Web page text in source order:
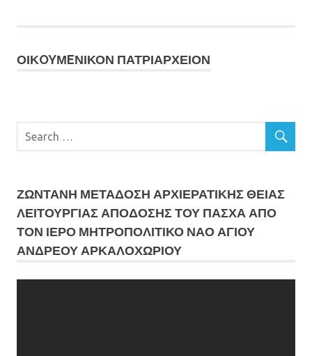
ΟΙΚOYΜEΝΙΚΟΝ ΠΑΤΡΙΑΡΧΕΙΟΝ
ΖΩΝΤΑΝΗ ΜΕΤΆΔΟΣΗ ΑΡΧΙΕΡΑΤΙΚΗΣ ΘΕΙΑΣ
ΛΕΙΤΟΥΡΓΙΑΣ ΑΠΟΔΟΣΗΣ ΤΟΥ ΠΑΣΧΑ ΑΠΟ
ΤΟΝ ΙΕΡΟ ΜΗΤΡΟΠΟΛΙΤΙΚΟ ΝΑΟ ΑΓΙΟΥ
ΑΝΔΡΕΟΥ ΑΡΚΑΛΟΧΩΡΙΟΥ